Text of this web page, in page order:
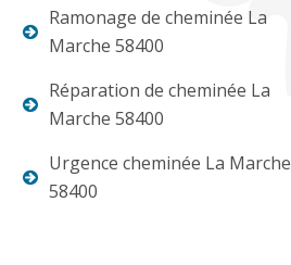
Ramonage de cheminée La
Marche 58400
Réparation de cheminée La
Marche 58400
Urgence cheminée La Marche
58400